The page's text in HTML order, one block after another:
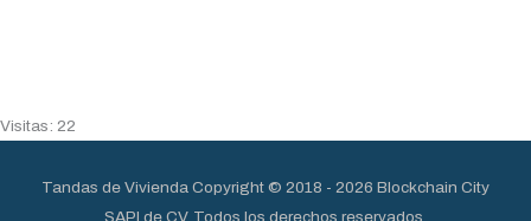
Visitas: 22
Tandas de Vivienda Copyright © 2018 - 2026 Blockchain City
SAPI de CV. Todos los derechos reservados.